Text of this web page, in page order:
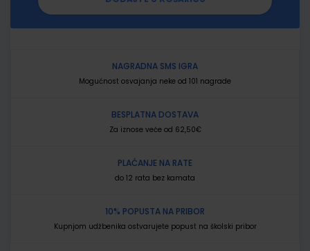
NAGRADNA SMS IGRA
Mogućnost osvajanja neke od 101 nagrade
BESPLATNA DOSTAVA
Za iznose veće od 62,50€
PLAĆANJE NA RATE
do 12 rata bez kamata
10% POPUSTA NA PRIBOR
Kupnjom udžbenika ostvarujete popust na školski pribor